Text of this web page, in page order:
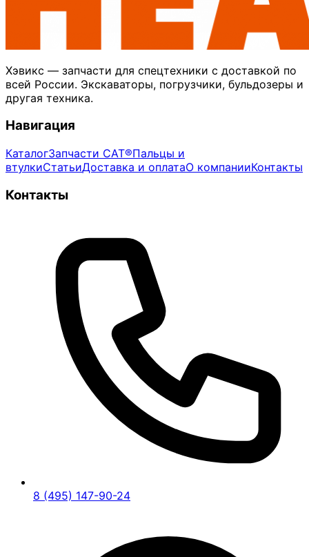
Хэвикс — запчасти для спецтехники с доставкой по
всей России. Экскаваторы, погрузчики, бульдозеры и
другая техника.
Навигация
КаталогЗапчасти CAT®Пальцы и
втулкиСтатьиДоставка и оплатаО компанииКонтакты
Контакты
8 (495) 147-90-24